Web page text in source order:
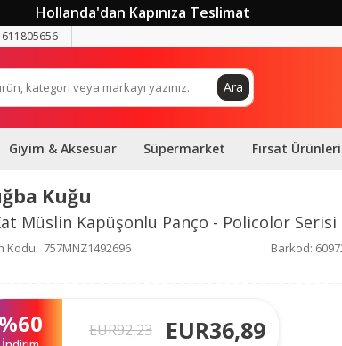
Hollanda'dan Kapınıza Teslimat
Ara
Giyim & Aksesuar Süpermarket Fırsat Ürünleri
Kuğu
Müslin Kapüşonlu Panço - Policolor Serisi
Kodu: 757MNZ1492696 Barkod:
%60 EUR92,23 EUR36,89